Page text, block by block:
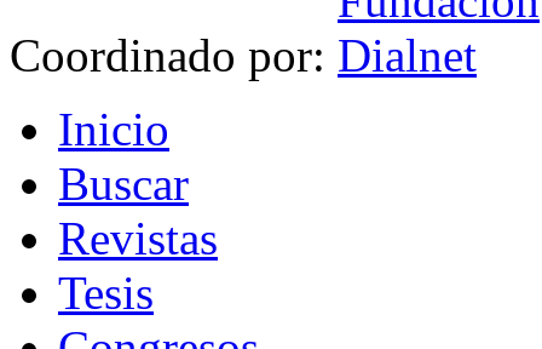
Coordinado por:
Inicio
Buscar
Revistas
Tesis